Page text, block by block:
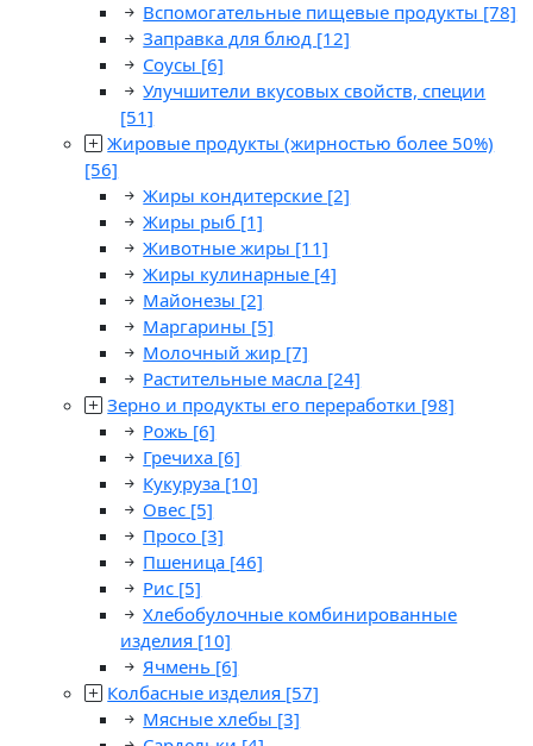
Вспомогательные пищевые продукты [78]
Заправка для блюд [12]
Соусы [6]
Улучшители вкусовых свойств, специи
[51]
Жировые продукты (жирностью более 50%)
[56]
Жиры кондитерские [2]
Жиры рыб [1]
Животные жиры [11]
Жиры кулинарные [4]
Майонезы [2]
Маргарины [5]
Молочный жир [7]
Растительные масла [24]
Зерно и продукты его переработки [98]
Рожь [6]
Гречиха [6]
Кукуруза [10]
Овес [5]
Просо [3]
Пшеница [46]
Рис [5]
Хлебобулочные комбинированные
изделия [10]
Ячмень [6]
Колбасные изделия [57]
Мясные хлебы [3]